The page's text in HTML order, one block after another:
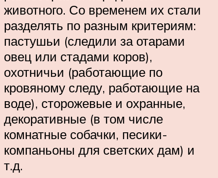
животного. Со временем их стали
разделять по разным критериям:
пастушьи (следили за отарами
овец или стадами коров),
охотничьи (работающие по
кровяному следу, работающие на
воде), сторожевые и охранные,
декоративные (в том числе
комнатные собачки, песики-
компаньоны для светских дам) и
т.д.